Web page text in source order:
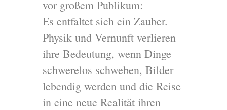
vor großem Publikum:
Es entfaltet sich ein Zauber.
Physik und Vernunft verlieren
ihre Bedeutung, wenn Dinge
schwerelos schweben, Bilder
lebendig werden und die Reise
in eine neue Realität ihren